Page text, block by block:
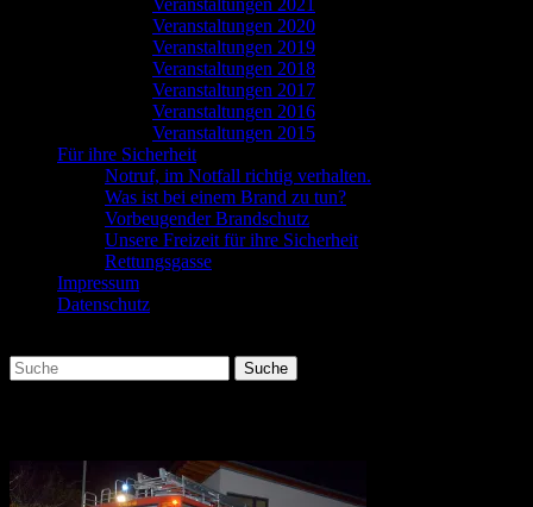
Veranstaltungen 2021
Veranstaltungen 2020
Veranstaltungen 2019
Veranstaltungen 2018
Veranstaltungen 2017
Veranstaltungen 2016
Veranstaltungen 2015
Für ihre Sicherheit
Notruf, im Notfall richtig verhalten.
Was ist bei einem Brand zu tun?
Vorbeugender Brandschutz
Unsere Freizeit für ihre Sicherheit
Rettungsgasse
Impressum
Datenschutz
Suche
nach: